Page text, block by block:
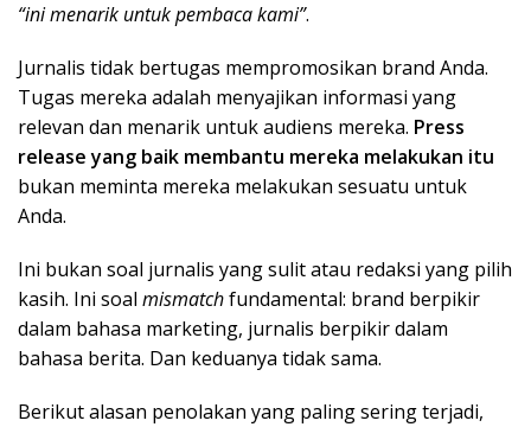
“ini menarik untuk pembaca kami”.
Jurnalis tidak bertugas mempromosikan brand Anda.
Tugas mereka adalah menyajikan informasi yang
relevan dan menarik untuk audiens mereka. Press
release yang baik membantu mereka melakukan itu
bukan meminta mereka melakukan sesuatu untuk
Anda.
Ini bukan soal jurnalis yang sulit atau redaksi yang pilih
kasih. Ini soal mismatchfundamental: brand berpikir
dalam bahasa marketing, jurnalis berpikir dalam
bahasa berita. Dan keduanya tidak sama.
Berikut alasan penolakan yang paling sering terjadi,